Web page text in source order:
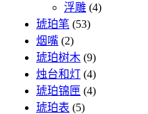
浮雕 (4)
琥珀笔 (53)
烟嘴 (2)
琥珀树木 (9)
烛台和灯 (4)
琥珀锦匣 (4)
琥珀表 (5)